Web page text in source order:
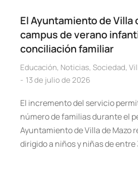
El Ayuntamiento de Villa
campus de verano
conciliación familiar
Educación, Noticias, Sociedad,
13 de julio de 2026
El incremento del servicio
número de familias durante el
Ayuntamiento de Villa de Mazo
dirigido a niños y niñas de entre